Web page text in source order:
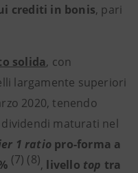
crediti in bonis, pari
solida, con
largamente superiori
2020, tenendo
maturati nel
1 ratio pro-forma a
(7) (8), livello top tra